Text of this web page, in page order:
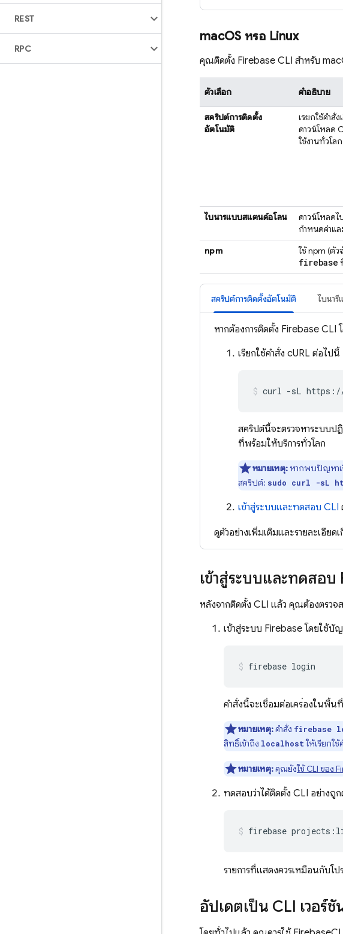
REST
RPC
macOS หรือ Linux
คุณติดตั้ง Firebase CLI สำหรับ
ตัวเลือก คำอธิบาย
สคริปต์การติดตั้ง
อัตโนมัติ
เรียกใช้คำ
ดาวน์โหลด
ใช้งานทั่วโลก
ไบนารีแบบสแตนด์อโลน
ดาวน์โหลด
กำหนดค่าแล
npm
ใช้ npm (ตัว
firebase
สคริปต์การติดตั้งอัตโนมัติ ไบนา
หากต้องการติดตั้ง Firebase CLI
เรียกใช้คำสั่ง cURL ต่อไปนี้
curl -sL
สคริปต์นี้จะตรวจหาระบบป
ที่พร้อมให้บริการทั่วโลก
หมายเหตุ: หากพบปัญหาเ
สคริปต์: sudo curl -sL
เข้าสู่ระบบและทดสอบ CLI
ดูตัวอย่างเพิ่มเติมและรายละเอีย
เข้าสู่ระบบและทดสอบ
หลังจากติดตั้ง CLI แล้ว คุณต้องตรว
เข้าสู่ระบบ Firebase โดยใช้บั
firebase login
คำสั่งนี้จะเชื่อมต่อเครื่องในพื้
หมายเหตุ:คำสั่ง firebase
สิทธิ์เข้าถึง localhost ให้เรียกใ
หมายเหตุ:คุณยังใช้ CLI ของ
ทดสอบว่าได้ติดตั้ง CLI อย่างถู
firebase
รายการที่แสดงควรเหมือนกับโ
อัปเดตเป็น CLI เวอร์ชั